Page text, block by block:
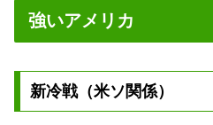
強いアメリカ
新冷戦（米ソ関係）